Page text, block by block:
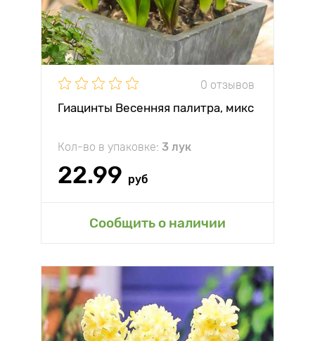
0 отзывов
Гиацинты Весенняя палитра, микс
Кол-во в упаковке: 3 лук
22.99 руб
Сообщить о наличии